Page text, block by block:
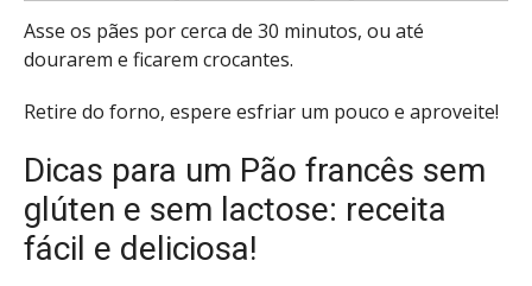
Asse os pães por cerca de 30 minutos, ou até
dourarem e ficarem crocantes.
Retire do forno, espere esfriar um pouco e aproveite!
Dicas para um Pão francês sem
glúten e sem lactose: receita
fácil e deliciosa!